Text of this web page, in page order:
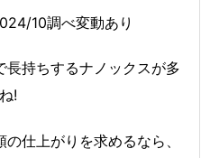
10調べ変動あり
長持ちするナノックスが多
!
仕上がりを求めるなら、